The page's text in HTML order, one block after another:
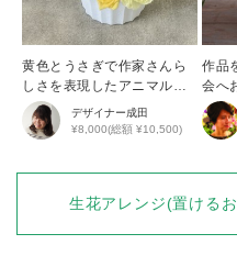
黄色とうさぎで作家さんら
しさを表現したアニマルア
レンジ
デザイナー成田
¥8,000(総額 ¥10,500)
作品
会へ
生花アレンジ(置ける